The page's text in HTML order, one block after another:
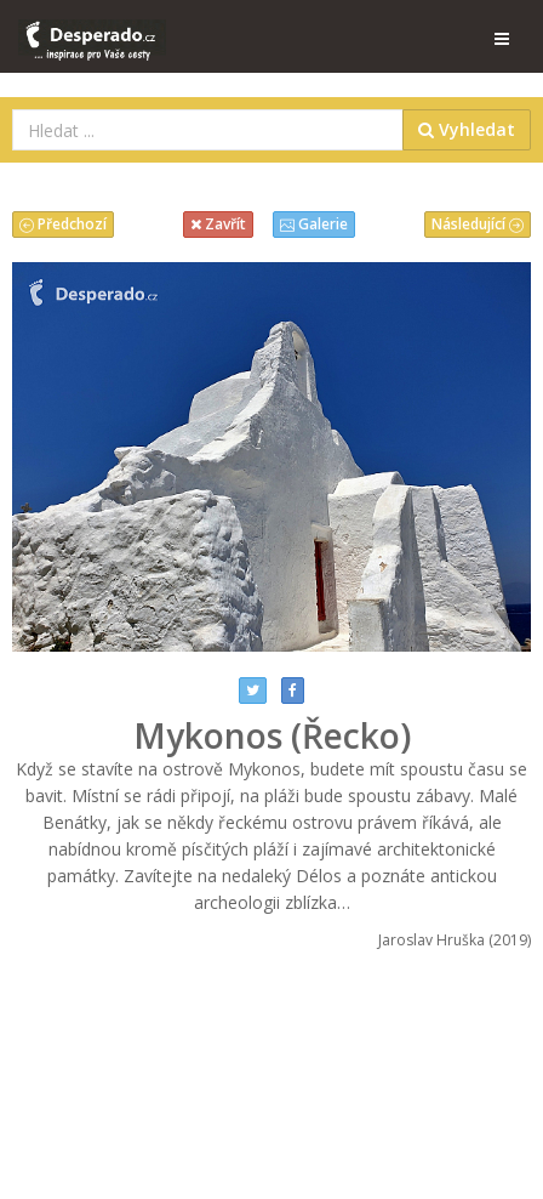
Vyhledat
Následující
Předchozí Zavřít Galerie
Mykonos (Řecko)
Když se stavíte na ostrově Mykonos, budete mít spoustu času se
bavit. Místní se rádi připojí, na pláži bude spoustu zábavy. Malé
Benátky, jak se někdy řeckému ostrovu právem říkává, ale
nabídnou kromě písčitých pláží i zajímavé architektonické
památky. Zavítejte na nedaleký Délos a poznáte antickou
archeologii zblízka…
Jaroslav Hruška (2019)